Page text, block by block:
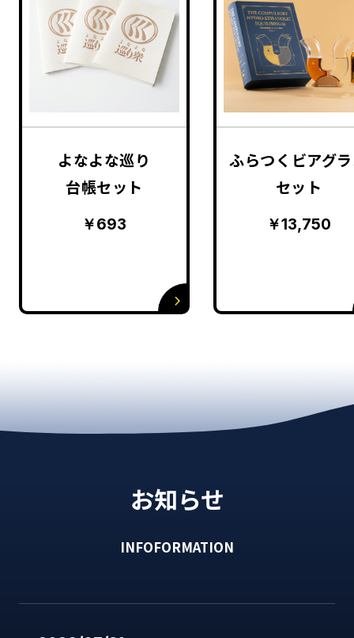
よなよな巡り
台帳セット
￥693
ふらつくビアグ
セット
￥13,750
お知らせ
INFOFORMATION